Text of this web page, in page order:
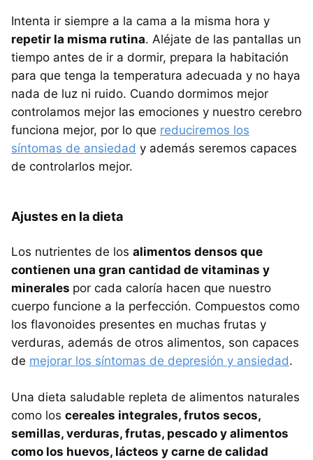
Intenta ir siempre a la cama a la misma hora y
repetir la misma rutina. Aléjate de las pantallas un
tiempo antes de ir a dormir, prepara la habitación
para que tenga la temperatura adecuada y no haya
nada de luz ni ruido. Cuando dormimos mejor
controlamos mejor las emociones y nuestro cerebro
funciona mejor, por lo que reduciremos los
síntomas de ansiedad y además seremos capaces
de controlarlos mejor.
Ajustes en la dieta
Los nutrientes de los alimentos densos que
contienen una gran cantidad de vitaminas y
minerales por cada caloría hacen que nuestro
cuerpo funcione a la perfección. Compuestos como
los flavonoides presentes en muchas frutas y
verduras, además de otros alimentos, son capaces
de mejorar los síntomas de depresión y ansiedad.
Una dieta saludable repleta de alimentos naturales
como los cereales integrales, frutos secos,
semillas, verduras, frutas, pescado y alimentos
como los huevos, lácteos y carne de calidad